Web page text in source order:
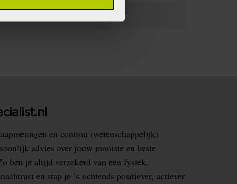
en continu (wetenschappelijk)
advies over jouw mooiste en beste
ben je altijd verzekerd van een fysiek,
en stap je ’s ochtends positiever, actiever